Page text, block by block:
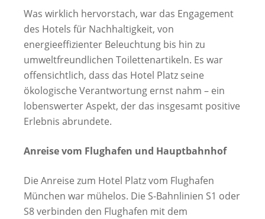
Was wirklich hervorstach, war das Engagement
des Hotels für Nachhaltigkeit, von
energieeffizienter Beleuchtung bis hin zu
umweltfreundlichen Toilettenartikeln. Es war
offensichtlich, dass das Hotel Platz seine
ökologische Verantwortung ernst nahm – ein
lobenswerter Aspekt, der das insgesamt positive
Erlebnis abrundete.
Anreise vom Flughafen und Hauptbahnhof
Die Anreise zum Hotel Platz vom Flughafen
München war mühelos. Die S-Bahnlinien S1 oder
S8 verbinden den Flughafen mit dem